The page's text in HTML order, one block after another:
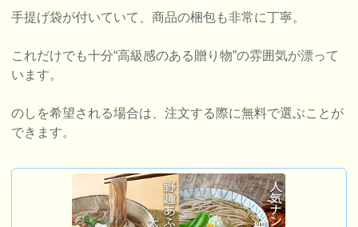
手提げ袋が付いていて、商品の梱包も非常に丁寧。
これだけでも十分“高級感のある贈り物”の雰囲気が漂って
います。
のしを希望される場合は、注文する際に無料で選ぶことが
できます。